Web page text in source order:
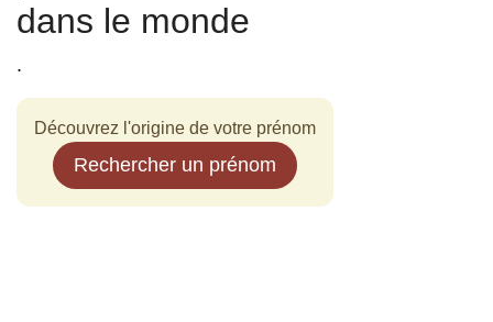
dans le monde
.
Découvrez l'origine de votre prénom
Rechercher un prénom